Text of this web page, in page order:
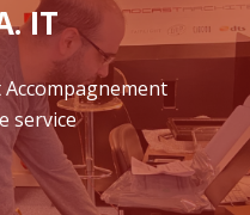
IT
service